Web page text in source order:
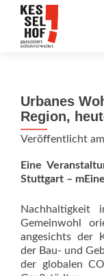
Urbanes
Region,
Veröffentlicht am
Eine
Stuttgart –
Nachhaltigkeit
Gemeinwohl
angesichts der
der Bau- und
der globalen